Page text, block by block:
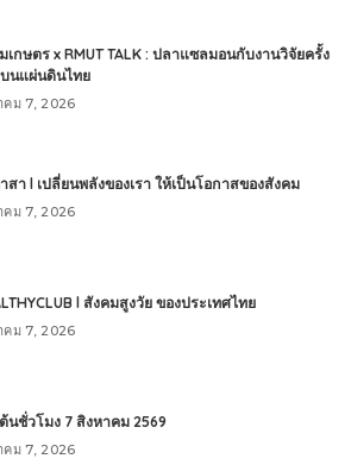
เกษตร x RMUT TALK : ปลาแซลมอนกับงานวิจัยครั้ง
นแผ่นดินไทย
คม 7, 2026
สา l เปลี่ยนพลังของเรา ให้เป็นโอกาสของสังคม
คม 7, 2026
l สังคมสูงวัย ของประเทศไทย
คม 7, 2026
นชั่วโมง 7 สิงหาคม 2569
คม 7, 2026